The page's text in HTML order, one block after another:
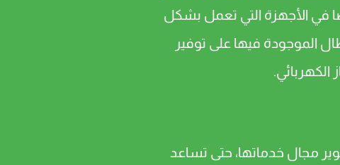
في الأجهزة التي تعمل بشكل
الموجودة فيها على توفير
الكهربائي.
مجال خدماتها، حتى تساعد